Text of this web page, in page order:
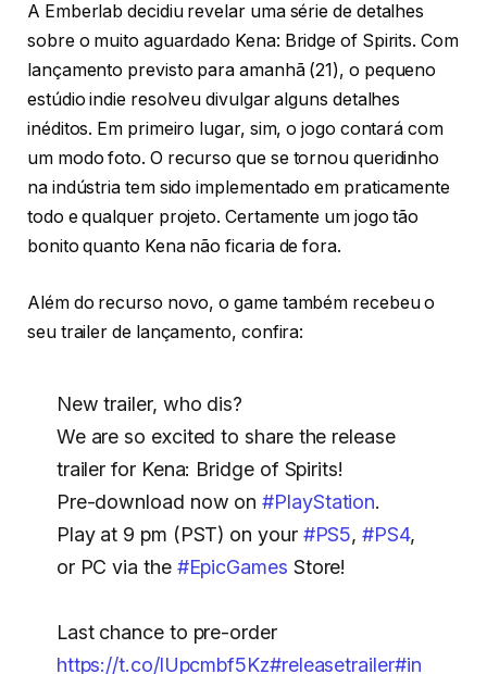
A Emberlab decidiu revelar uma série de detalhes
sobre o muito aguardado Kena: Bridge of Spirits. Com
lançamento previsto para amanhã (21), o pequeno
estúdio indie resolveu divulgar alguns detalhes
inéditos. Em primeiro lugar, sim, o jogo contará com
um modo foto. O recurso que se tornou queridinho
na indústria tem sido implementado em praticamente
todo e qualquer projeto. Certamente um jogo tão
bonito quanto Kena não ficaria de fora.
Além do recurso novo, o game também recebeu o
seu trailer de lançamento, confira:
New trailer, who dis?
We are so excited to share the release
trailer for Kena: Bridge of Spirits!
Pre-download now on#PlayStation.
Play at 9 pm (PST) on your #PS5,#PS4,
or PC via the #EpicGames Store!
Last chance to pre-order
https://t.co/lUpcmbf5Kz#releasetrailer#in